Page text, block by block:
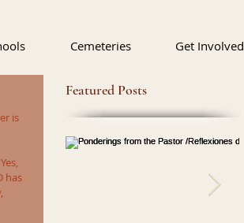
Cemeteries Get Involved
is
has
Featured Posts